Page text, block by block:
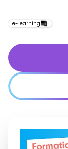
e-learning